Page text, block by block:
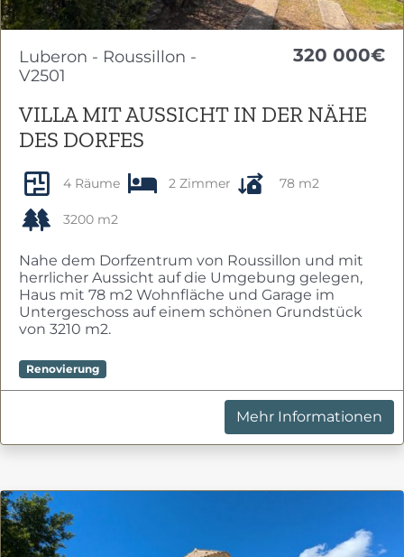
Luberon - Roussillon -
V2501
320 000€
VILLA MIT AUSSICHT IN DER NÄHE
DES DORFES
4 Räume 2 Zimmer 78 m2
3200 m2
Nahe dem Dorfzentrum von Roussillon und mit
herrlicher Aussicht auf die Umgebung gelegen,
Haus mit 78 m2 Wohnfläche und Garage im
Untergeschoss auf einem schönen Grundstück
von 3210 m2.
Renovierung
Mehr Informationen